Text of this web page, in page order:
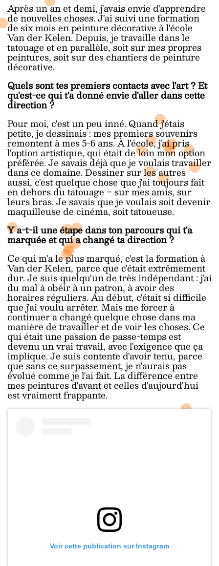
Après un an et demi, j'avais envie d'apprendre
de nouvelles choses. J'ai suivi une formation
de six mois en peinture décorative à l'école
Van der Kelen. Depuis, je travaille dans le
tatouage et en parallèle, soit sur mes propres
peintures, soit sur des chantiers de peinture
décorative.
Quels sont tes premiers contacts avec l'art ? Et
qu'est-ce qui t'a donné envie d'aller dans cette
direction ?
Pour moi, c'est un peu inné. Quand j'étais
petite, je dessinais : mes premiers souvenirs
remontent à mes 5-6 ans. À l'école, j'ai pris
l'option artistique, qui était de loin mon option
préférée. Je savais déjà que je voulais travailler
dans ce domaine. Dessiner sur les autres
aussi, c'est quelque chose que j'ai toujours fait
en dehors du tatouage ‒ sur mes amis, sur
leurs bras. Je savais que je voulais soit devenir
maquilleuse de cinéma, soit tatoueuse.
Y a-t-il une étape dans ton parcours qui t'a
marquée et qui a changé ta direction ?
Ce qui m'a le plus marqué, c'est la formation à
Van der Kelen, parce que c'était extrêmement
dur. Je suis quelqu'un de très indépendant : j'ai
du mal à obéir à un patron, à avoir des
horaires réguliers. Au début, c'était si difficile
que j'ai voulu arrêter. Mais me forcer à
continuer a changé quelque chose dans ma
manière de travailler et de voir les choses. Ce
qui était une passion de passe-temps est
devenu un vrai travail, avec l'exigence que ça
implique. Je suis contente d'avoir tenu, parce
que sans ce surpassement, je n'aurais pas
évolué comme je l'ai fait. La différence entre
mes peintures d'avant et celles d'aujourd'hui
est vraiment frappante.
Voir cette publication sur Instagram